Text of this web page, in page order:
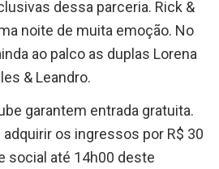
dessa parceria. Rick &
noite de muita emoção. No
ao palco as duplas Lorena
& Leandro.
garantem entrada gratuita.
os ingressos por R$ 30
social até 14h00 deste